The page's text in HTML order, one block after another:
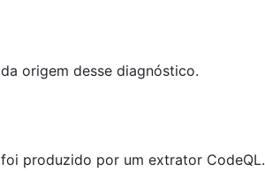
origem desse diagnóstico.
produzido por um extrator CodeQL.